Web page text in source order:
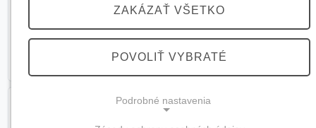
ZAKÁZAŤ VŠETKO
POVOLIŤ VYBRATÉ
Podrobné nastavenia